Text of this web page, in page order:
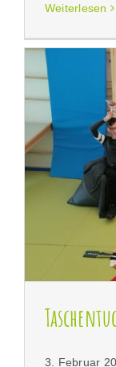
Weiterlesen
3. Februar